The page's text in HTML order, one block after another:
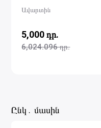
Ավարտին
5,000 դր.
6,024.096 դր.
Ընկ․ մասին